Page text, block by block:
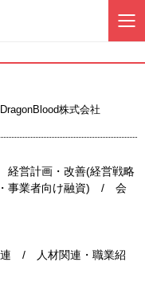
株式会社
営計画・改善(経営戦略
事業者向け融資) / 会
/ 人材関連・職業紹